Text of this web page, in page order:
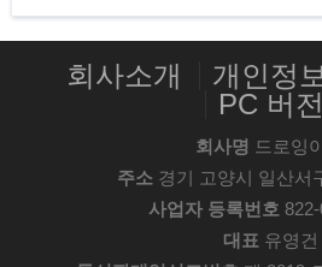
회사소개 개인정보
PC 버전
회사명 드로잉
주소 경기 고양시 일산서
사업자 등록번호
대표 유영건